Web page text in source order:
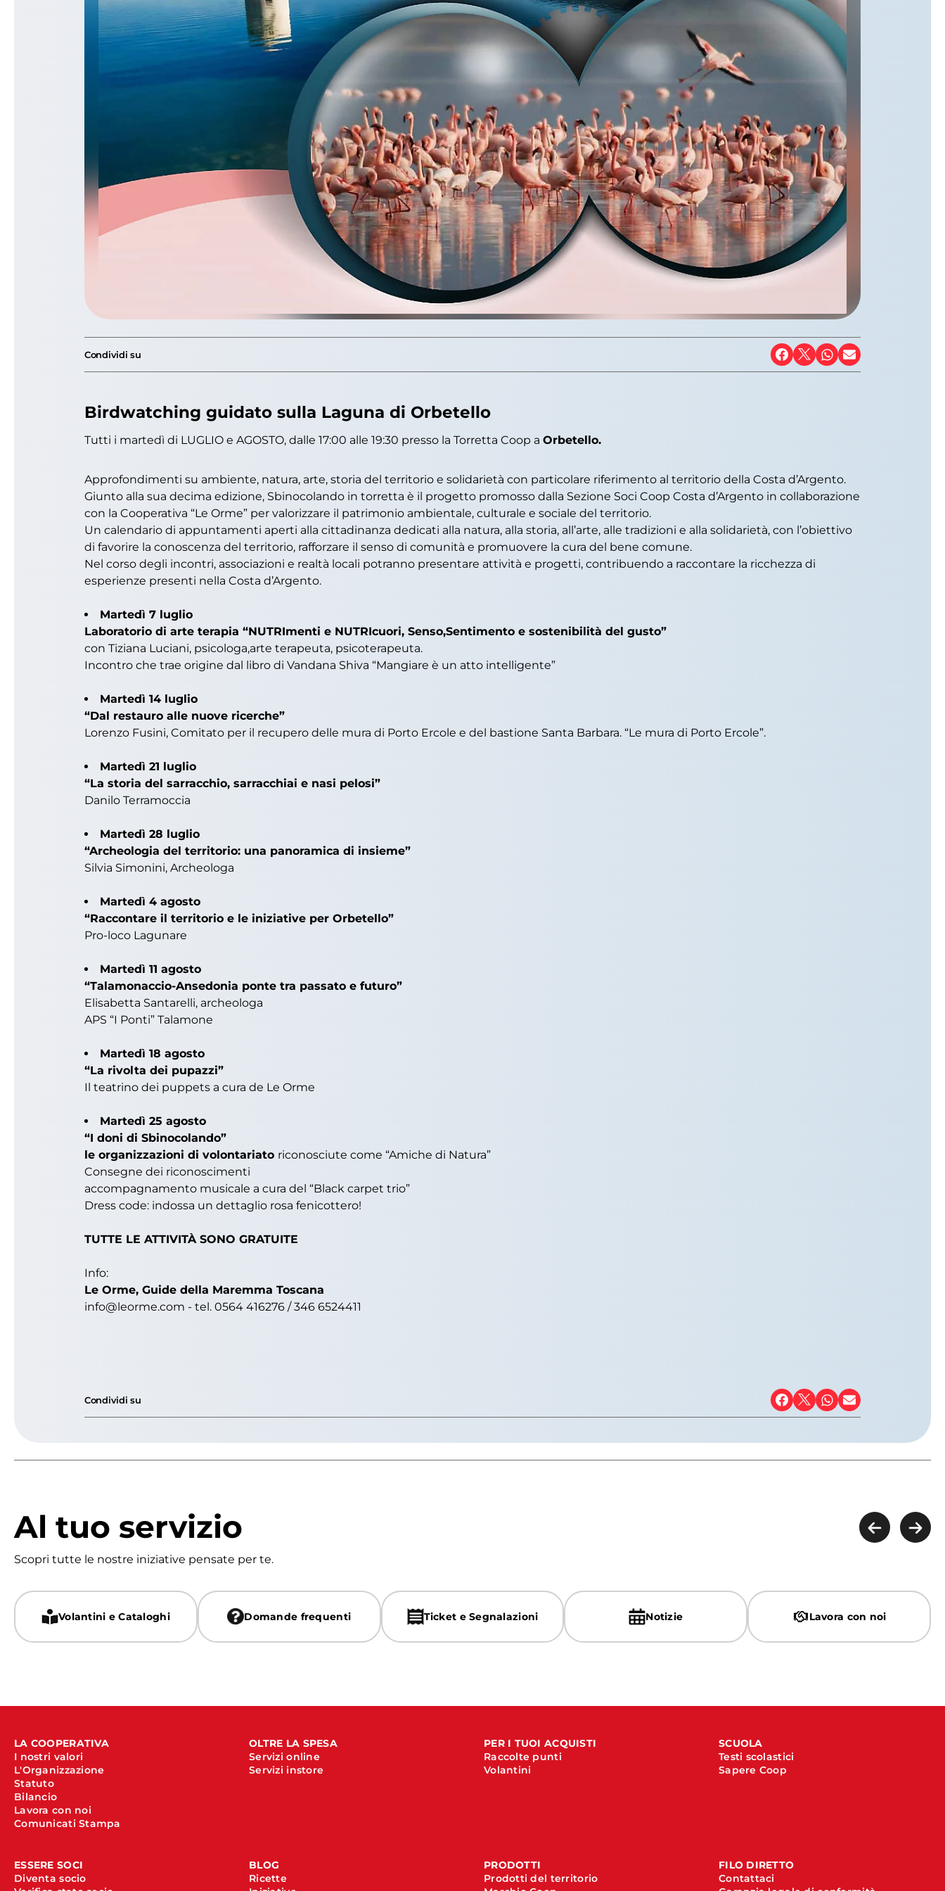
Condividi su
Birdwatching guidato sulla Laguna di Orbetello
Tutti i martedì di LUGLIO e AGOSTO, dalle 17:00 alle 19:30 presso la Torretta Coop a Orbetello.
Approfondimenti su ambiente, natura, arte, storia del territorio e solidarietà con particolare riferimento al territorio della Costa d’Argento.
Giunto alla sua decima edizione, Sbinocolando in torretta è il progetto promosso dalla Sezione Soci Coop Costa d’Argento in collaborazione
con la Cooperativa “Le Orme” per valorizzare il patrimonio ambientale, culturale e sociale del territorio.
Un calendario di appuntamenti aperti alla cittadinanza dedicati alla natura, alla storia, all’arte, alle tradizioni e alla solidarietà, con l’obiettivo
di favorire la conoscenza del territorio, rafforzare il senso di comunità e promuovere la cura del bene comune.
Nel corso degli incontri, associazioni e realtà locali potranno presentare attività e progetti, contribuendo a raccontare la ricchezza di
esperienze presenti nella Costa d’Argento.
Martedì 7 luglio
Laboratorio di arte terapia “NUTRImenti e NUTRIcuori, Senso,Sentimento e sostenibilità del gusto”
con Tiziana Luciani, psicologa,arte terapeuta, psicoterapeuta.
Incontro che trae origine dal libro di Vandana Shiva “Mangiare è un atto intelligente”
Martedì 14 luglio
“Dal restauro alle nuove ricerche”
Lorenzo Fusini, Comitato per il recupero delle mura di Porto Ercole e del bastione Santa Barbara. “Le mura di Porto Ercole”.
Martedì 21 luglio
“La storia del sarracchio, sarracchiai e nasi pelosi”
Danilo Terramoccia
Martedì 28 luglio
“Archeologia del territorio: una panoramica di insieme”
Silvia Simonini, Archeologa
Martedì 4 agosto
“Raccontare il territorio e le iniziative per Orbetello”
Pro-loco Lagunare
Martedì 11 agosto
“Talamonaccio-Ansedonia ponte tra passato e futuro”
Elisabetta Santarelli, archeologa
APS “I Ponti” Talamone
Martedì 18 agosto
“La rivolta dei pupazzi”
Il teatrino dei puppets a cura de Le Orme
Martedì 25 agosto
“I doni di Sbinocolando”
le organizzazioni di volontariato riconosciute come “Amiche di Natura”
Consegne dei riconoscimenti
accompagnamento musicale a cura del “Black carpet trio”
Dress code: indossa un dettaglio rosa fenicottero!
TUTTE LE ATTIVITÀ SONO GRATUITE
Info:
Le Orme, Guide della Maremma Toscana
info@leorme.com - tel. 0564 416276 / 346 6524411
Condividi su
Al tuo servizio
Scopri tutte le nostre iniziative pensate per te.
Volantini e Cataloghi Domande frequenti Ticket e Segnalazioni Notizie Lavora con noi
LA COOPERATIVA
I nostri valori
L'Organizzazione
Statuto
Bilancio
Lavora con noi
Comunicati Stampa
OLTRE LA SPESA
Servizi online
Servizi instore
PER I TUOI ACQUISTI
Raccolte punti
Volantini
SCUOLA
Testi scolastici
Sapere Coop
ESSERE SOCI
Diventa socio
BLOG
Ricette
PRODOTTI
Prodotti del territorio
FILO DIRETTO
Contattaci